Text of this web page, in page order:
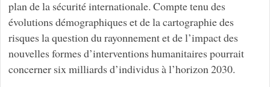
plan de la sécurité internationale. Compte tenu des
évolutions démographiques et de la cartographie des
risques la question du rayonnement et de l’impact des
nouvelles formes d’interventions humanitaires pourrait
concerner six milliards d’individus à l’horizon 2030.